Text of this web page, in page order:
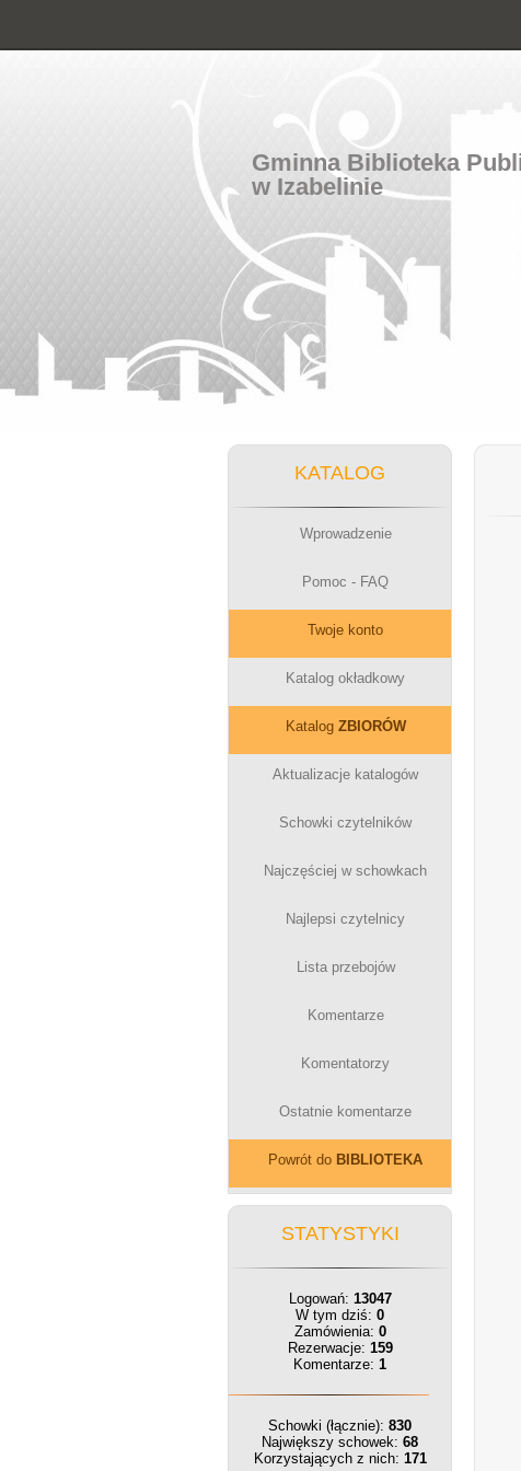
Gminna Biblioteka
w Izabelinie
KATALOG
Wprowadzenie
Pomoc - FAQ
Twoje konto
Katalog okładkowy
Katalog ZBIORÓW
Aktualizacje katalogów
Schowki czytelników
Najczęściej w schowkach
Najlepsi czytelnicy
Lista przebojów
Komentarze
Komentatorzy
Ostatnie komentarze
Powrót do BIBLIOTEKA
STATYSTYKI
Logowań: 13047
W tym dziś: 0
Zamówienia: 0
Rezerwacje: 159
Komentarze: 1
Schowki (łącznie): 830
Największy schowek: 68
Korzystających z nich: 171